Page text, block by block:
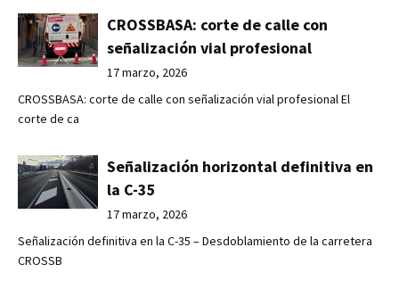
CROSSBASA: corte de calle con
señalización vial profesional
17 marzo, 2026
CROSSBASA: corte de calle con señalización vial profesional El
corte de ca
Señalización horizontal definitiva en
la C-35
17 marzo, 2026
Señalización definitiva en la C-35 – Desdoblamiento de la carretera
CROSSB